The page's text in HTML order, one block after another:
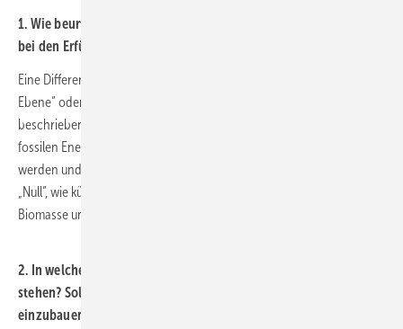
1. Wie beurteilen Sie die Einführung eines Stufenverhältnisses
bei den Erfüllungsoptionen?
Eine Differenzierung in unterschiedliche Erfüllungsoptionen „auf einer
Ebene“ oder „mit Stufenverhältnis“ wären nach den oben
beschriebenen Vorschlägen nicht mehr erforderlich, wenn alle
fossilen Energieträger mit ihren Emissionsfaktoren berücksichtigt
werden und alle „nicht fossilen Energieträger“ den Emissionsfaktor
„Null“, wie künftig zu 100 % erneuerbarer Strom ab 2035, grün erzeugte
Biomasse und erneuerbare flüssige und gasförmige „Fuels“, aufweisen.
2. In welchem Verhältnis sollen Wärmepumpen zu Wärmenetzen
stehen? Soll es auch möglich sein, eine dezentrale Wärmepumpe
einzubauen, wenn vor Ort ein Wärmenetz vorhanden und der